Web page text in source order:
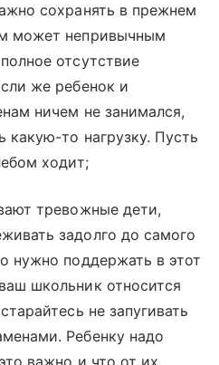
сохранять в прежнем
может непривычным
отсутствие
же ребенок и
ничем не занимался,
какую-то нагрузку. Пусть
ходит;
тревожные дети,
задолго до самого
нужно поддержать в этот
школьник относится
не запугивать
Ребенку надо
важно и что от их